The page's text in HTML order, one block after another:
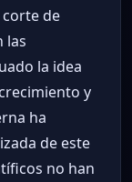
de
las
la idea
y
ha
de este
no han